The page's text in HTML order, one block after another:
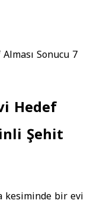
Sonucu 7
Hedef
Şehit
kesiminde bir evi